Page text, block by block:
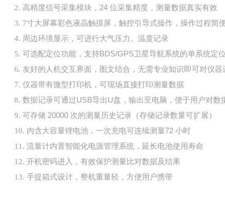
2. 高精度信号采集模块， 24 位采集精度，测量数据真实有效
3. 7寸大屏幕彩色液晶触摸屏，触控引导式操作，操作过程简
4. 周边环境显示，可进行大气压力、温度记录
5.可选配定位功能，支持BDS/GPS卫星导航系统的单系统定
6.友好的人机交互界面，图文结合，无需专业知识即可对仪器
7.仪器带有微型打印机，可现场直接打印测量数据
8.数据记录可通过USB导出U盘，输出至电脑，便于用户对数
9.可存储 20000 次的测量历史记录（存储记录数量可扩展）
10. 内含大容量锂电池，一次充电可连续测量72 小时
11.流量计内置智能化电源管理系统，延长电池使用寿命
12.开机密码进入，有效保护测量比对数据及结果
13.手提箱式设计，整机重量轻，方便用户携带